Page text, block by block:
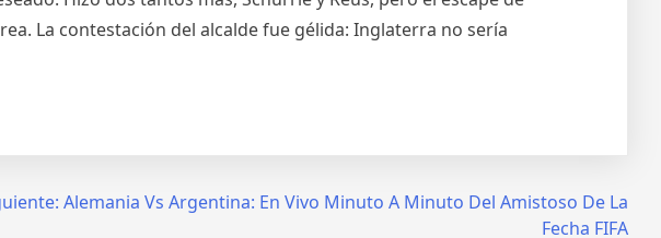
La contestación del alcalde fue gélida: Inglaterra no sería
Alemania Vs Argentina: En Vivo Minuto A Minuto Del Amistoso De La
Fecha FIFA